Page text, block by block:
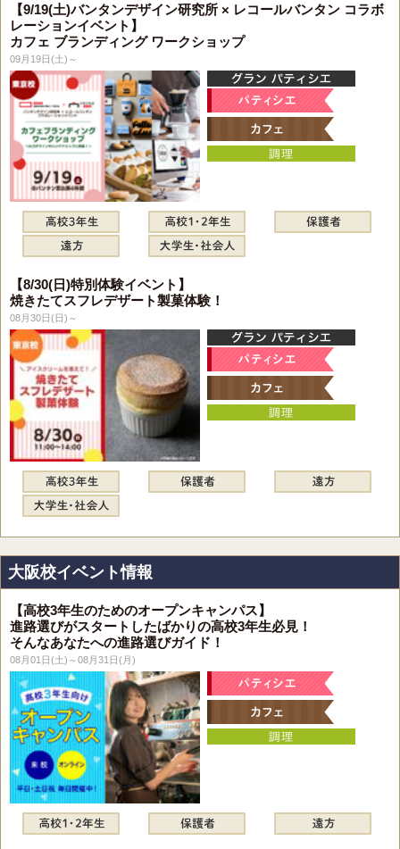
【9/19(土)バンタンデザイン研究所 × レコールバンタン コラボ
レーションイベント】
カフェ ブランディング ワークショップ
09月19日(土)～
【8/30(日)特別体験イベント】
焼きたてスフレデザート製菓体験！
08月30日(日)～
大阪校イベント情報
【高校3年生のためのオープンキャンパス】
進路選びがスタートしたばかりの高校3年生必見！
そんなあなたへの進路選びガイド！
08月01日(土)～08月31日(月)